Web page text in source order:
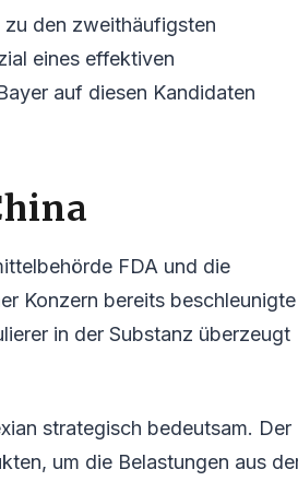
den zweithäufigsten
eines effektiven
auf diesen Kandidaten
FDA und die
Konzern bereits beschleunigte
in der Substanz überzeugt
strategisch bedeutsam. Der
um die Belastungen aus